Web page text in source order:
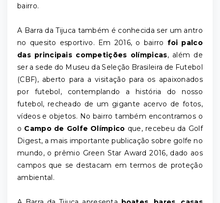
bairro.
A Barra da Tijuca também é conhecida ser um antro
no quesito esportivo. Em 2016, o bairro foi palco
das principais competições olímpicas, além de
ser a sede do Museu da Seleção Brasileira de Futebol
(CBF), aberto para a visitação para os apaixonados
por futebol, contemplando a história do nosso
futebol, recheado de um gigante acervo de fotos,
vídeos e objetos. No bairro também encontramos o
o Campo de Golfe Olímpico que, recebeu da Golf
Digest, a mais importante publicação sobre golfe no
mundo, o prêmio Green Star Award 2016, dado aos
campos que se destacam em termos de proteção
ambiental.